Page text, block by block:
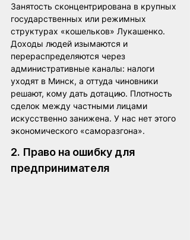
Занятость сконцентрирована в крупных
государственных или режимных
структурах «кошельков» Лукашенко.
Доходы людей изымаются и
перераспределяются через
административные каналы: налоги
уходят в Минск, а оттуда чиновники
решают, кому дать дотацию. Плотность
сделок между частными лицами
искусственно занижена. У нас нет этого
экономического «саморазгона».
2. Право на ошибку для
предпринимателя